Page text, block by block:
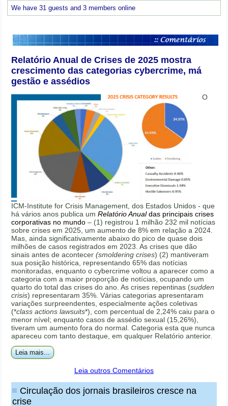
We have 31 guests and 3 members online
Relatório Anual de Crises de 2025 mostra
crescimento das categorias cybercrime, má
gestão e assédios
O
ICM-Institute for Crisis Management, dos Estados Unidos - que
há vários anos publica umRelatório Anualdas principais crises
corporativas no mundo – (1) registrou 1 milhão 232 mil notícias
sobre crises em 2025, um aumento de 8% em relação a 2024.
Mas, ainda significativamente abaixo do pico de quase dois
milhões de casos registrados em 2023. As crises que dão
sinais antes de acontecer(smoldering crises) (2) mantiveram
sua posição histórica, representando 65% das notícias
monitoradas, enquanto o cybercrime voltou a aparecer como a
categoria com a maior proporção de notícias, ocupando um
quarto do total das crises do ano. As crises repentinas (sudden
crisis) representaram 35%. Várias categorias apresentaram
variações surpreendentes, especialmente ações coletivas
(*class actions lawsuits*), com percentual de 2,24% caiu para o
menor nível; enquanto casos de assédio sexual (15,26%),
tiveram um aumento fora do normal. Categoria esta que nunca
apareceu com tanto destaque, em qualquer Relatório anterior.
Leia mais...
Leia outros Comentários
Circulação dos jornais brasileiros cresce na
crise